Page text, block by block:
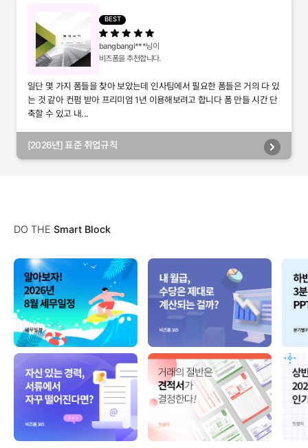
BEST
bangbangi***님이
비즈폼을 추천합니다.
일단 몇 가지 폼들을 찾아 보았는데 인사팀에서 필요한 폼들은 거의 다 있
는 것 같아 컨펌 받아 프리미엄 1년 이용해보려고 합니다 폼 만들 시간 단
축할 수 있고 내...
[2026년] 표준 취업규칙
DO THE Smart Block